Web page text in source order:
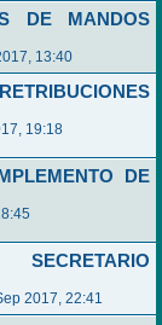
DE MANDOS
13:40
19:18
DE
SECRETARIO
2017, 22:41